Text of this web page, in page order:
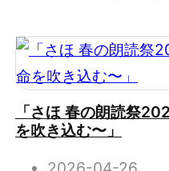
「さほ 春の朗読祭
を吹き込む〜」